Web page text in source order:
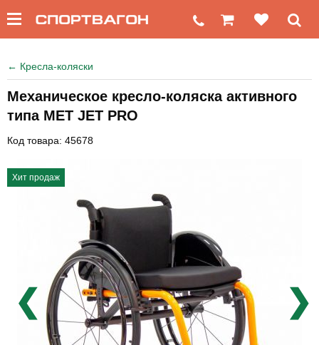
← Кресла-коляски
Механическое кресло-коляска активного
типа MET JET PRO
Код товара: 45678
Хит продаж
❮ ❯